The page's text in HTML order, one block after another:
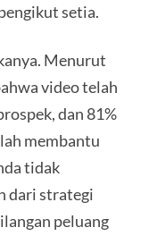
setia.
Menurut
video telah
dan 81%
membantu
tidak
dari strategi
peluang